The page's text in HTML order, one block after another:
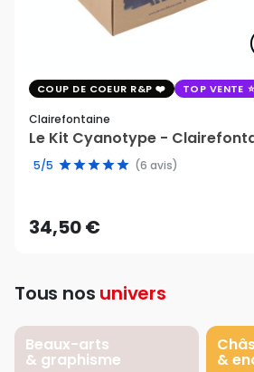
COUP DE COEUR R&P TOP VENTE
Clairefontaine
Le Kit Cyanotype -
5/5 (6 avis)
34,50 €
Tous nos univers
Beaux-arts
& graphisme &